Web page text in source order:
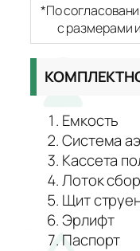
*По
с размерами
Емкость
Система
Кассета
Лоток
Щит
Эрлифт
Паспорт